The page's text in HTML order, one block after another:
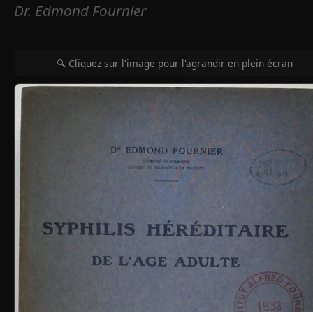
Dr. Edmond Fournier
🔍 Cliquez sur l'image pour l'agrandir en plein écran